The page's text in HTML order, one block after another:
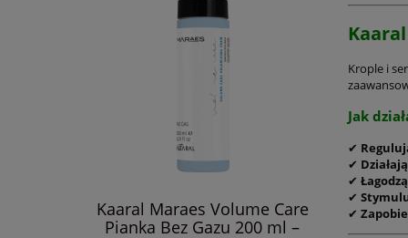
Kaaral Maraes Volume Care
Pianka Bez Gazu 200 ml –
Zestaw
Krople i
Jak
✔
✔
✔
✔
✔